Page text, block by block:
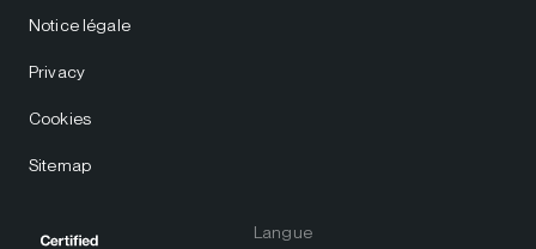
Notice légale
Privacy
Cookies
Sitemap
Langue